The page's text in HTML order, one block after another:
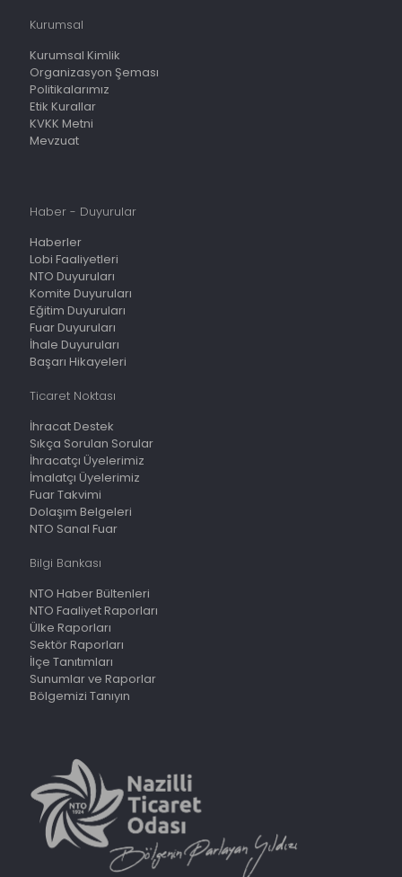
Kurumsal
Kurumsal Kimlik
Organizasyon Şeması
Politikalarımız
Etik Kurallar
KVKK Metni
Mevzuat
Haber - Duyurular
Haberler
Lobi Faaliyetleri
NTO Duyuruları
Komite Duyuruları
Eğitim Duyuruları
Fuar Duyuruları
İhale Duyuruları
Başarı Hikayeleri
Ticaret Noktası
İhracat Destek
Sıkça Sorulan Sorular
İhracatçı Üyelerimiz
İmalatçı Üyelerimiz
Fuar Takvimi
Dolaşım Belgeleri
NTO Sanal Fuar
Bilgi Bankası
NTO Haber Bültenleri
NTO Faaliyet Raporları
Ülke Raporları
Sektör Raporları
İlçe Tanıtımları
Sunumlar ve Raporlar
Bölgemizi Tanıyın